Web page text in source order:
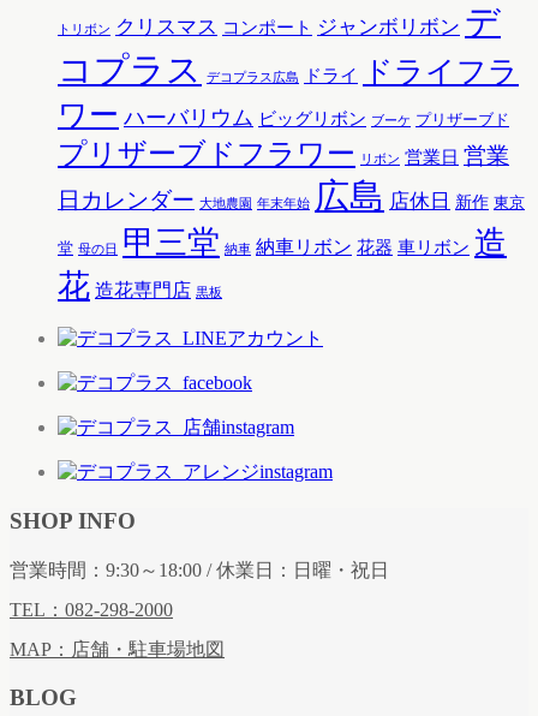
トリボン クリスマス コンポート ジャンボリボン デ
コプラス
デコプラス広島 ドライ
ドライフラ
ワー ハーバリウム ビッグリボン ブーケ プリザーブド
プリザーブドフラワー リボン 営業日 営業
日カレンダー 大地農園 年末年始 広島 店休日 新作 東京
堂 母の日 甲三堂 納車 納車リボン 花器 車リボン 造
花 造花専門店 黒板
SHOP INFO
営業時間：9:30～18:00 / 休業日：日曜・祝日
TEL：082-298-2000
MAP：店舗・駐車場地図
BLOG